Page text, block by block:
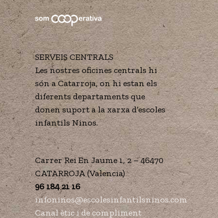
SERVEIS CENTRALS
Les nostres oficines centrals hi
són a Catarroja, on hi estan els
diferents departaments que
donen suport a la xarxa d’escoles
infantils Ninos.
Carrer Rei En Jaume 1, 2 – 46470
CATARROJA (Valencia)
96 184 21 16
infoninos@escolesinfantilsninos.com
Canal ètic i de compliment